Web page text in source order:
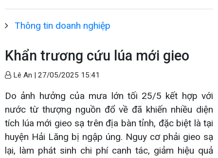
Thông tin doanh nghiệp
Khẩn trương cứu lúa mới gieo
Lê An | 27/05/2025 15:41
Do ảnh hưởng của mưa lớn tối 25/5 kết hợp với
nước từ thượng nguồn đổ về đã khiến nhiều diện
tích lúa mới gieo sạ trên địa bàn tỉnh, đặc biệt là tại
huyện Hải Lăng bị ngập úng. Nguy cơ phải gieo sạ
lại, làm phát sinh chi phí canh tác, giảm hiệu quả